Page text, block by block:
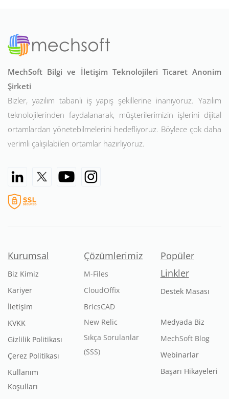
MechSoft Bilgi ve İletişim Teknolojileri Ticaret Anonim
Şirketi
Bizler, yazılım tabanlı iş yapış şekillerine inanıyoruz. Yazılım
teknolojilerinden faydalanarak, müşterilerimizin işlerini dijital
ortamlardan yönetebilmelerini hedefliyoruz. Böylece çok daha
verimli çalışılabilen ortamlar hazırlıyoruz.
Kurumsal
Biz Kimiz
Kariyer
İletişim
KVKK
Gizlilik Politikası
Çerez Politikası
Kullanım
Koşulları
Çözümlerimiz
M-Files
CloudOffix
BricsCAD
New Relic
Sıkça Sorulanlar
(SSS)
Popüler
Linkler
Destek Masası
Medyada Biz
MechSoft Blog
Webinarlar
Başarı Hikayeleri